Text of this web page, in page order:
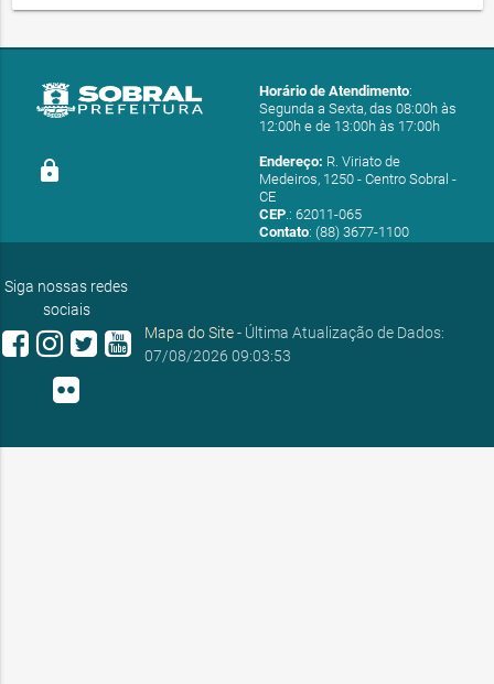
lock
Horário de Atendimento:
Segunda a Sexta, das 08:00h às
12:00h e de 13:00h às 17:00h
Endereço: R. Viriato de
Medeiros, 1250 - Centro Sobral -
CE
CEP.: 62011-065
Contato: (88) 3677-1100
Siga nossas redes
sociais
Mapa do Site- Última Atualização de Dados:
07/08/2026 09:03:53